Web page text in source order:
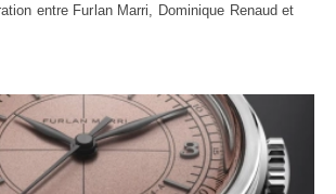
entre Furlan Marri, Dominique Renaud et